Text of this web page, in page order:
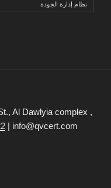
نظام إدارة الجودة
Al Dawlyia complex ,
| info@qvcert.com